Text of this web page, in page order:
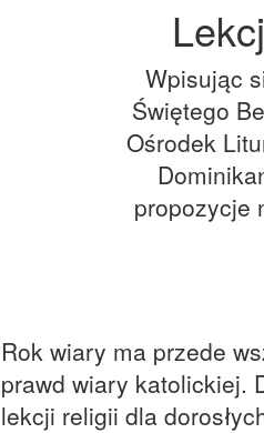
Wpisując
Świętego
Ośrodek
propozycje
Rok wiary ma przede
prawd wiary katolickiej.
lekcji religii dla